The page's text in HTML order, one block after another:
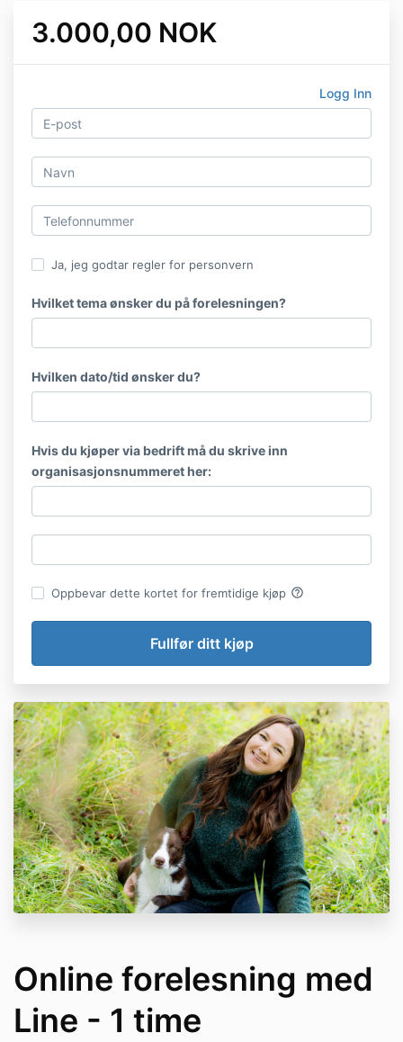
3.000,00 NOK
Logg Inn
Ja, jeg godtar regler for personvern
Hvilket tema ønsker du på forelesningen?
Hvilken dato/tid ønsker du?
Hvis du kjøper via bedrift må du skrive inn
organisasjonsnummeret her:
Oppbevar dette kortet for fremtidige kjøp help_outline
Online forelesning med
Line - 1 time